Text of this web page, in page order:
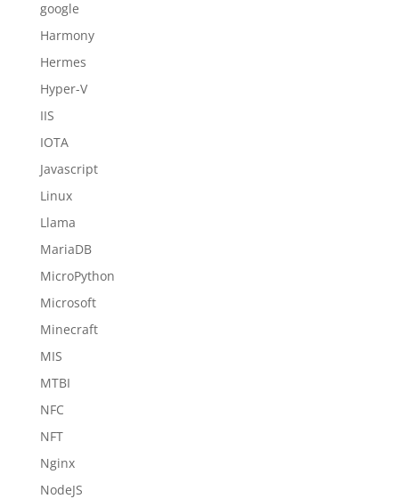
google
Harmony
Hermes
Hyper-V
IIS
IOTA
Javascript
Linux
Llama
MariaDB
MicroPython
Microsoft
Minecraft
MIS
MTBI
NFC
NFT
Nginx
NodeJS